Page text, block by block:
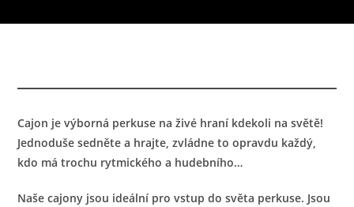
Cajon je výborná perkuse na živé hraní kdekoli na světě!
Jednoduše sedněte a hrajte, zvládne to opravdu každý,
kdo má trochu rytmického a hudebního…
Naše cajony jsou ideální pro vstup do světa perkuse. Jsou